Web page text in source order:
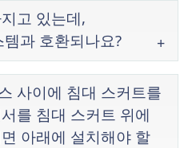
고 있는데,
템과 호환되나요?
사이에 침대 스커트를
를 침대 스커트 위에
아래에 설치해야 할